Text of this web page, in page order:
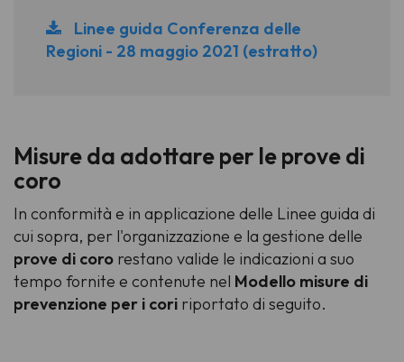
Linee guida Conferenza delle
Regioni - 28 maggio 2021 (estratto)
Misure da adottare per le prove di
coro
In conformità e in applicazione delle Linee guida di
cui sopra, per l'organizzazione e la gestione delle
prove di coro restano valide le indicazioni a suo
tempo fornite e contenute nel Modello misure di
prevenzione per i cori riportato di seguito.